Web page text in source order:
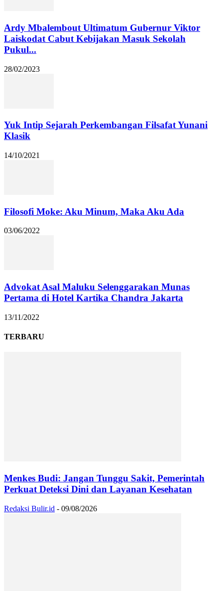
Ardy Mbalembout Ultimatum Gubernur Viktor
Laiskodat Cabut Kebijakan Masuk Sekolah
Pukul...
28/02/2023
Yuk Intip Sejarah Perkembangan Filsafat Yunani
Klasik
14/10/2021
Filosofi Moke: Aku Minum, Maka Aku Ada
03/06/2022
Advokat Asal Maluku Selenggarakan Munas
Pertama di Hotel Kartika Chandra Jakarta
13/11/2022
TERBARU
Menkes Budi: Jangan Tunggu Sakit, Pemerintah
Perkuat Deteksi Dini dan Layanan Kesehatan
Redaksi Bulir.id - 09/08/2026